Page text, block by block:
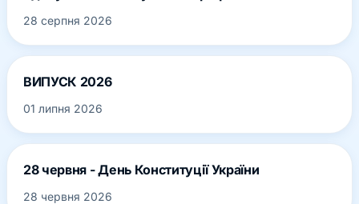
28 серпня 2026
ВИПУСК 2026
01 липня 2026
28 червня - День Конституції України
28 червня 2026